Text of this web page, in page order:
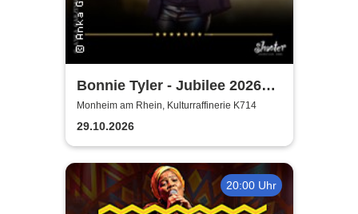
Bonnie Tyler - Jubilee 2026
Tournee
Monheim am Rhein, Kulturraffinerie K714
29.10.2026
20:00 Uhr